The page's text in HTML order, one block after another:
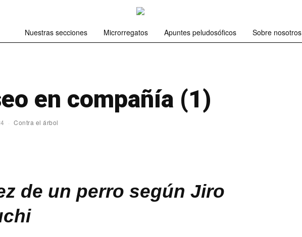
Nuestras secciones Microrregatos Apuntes peludosóficos Sobre nosotros
en compañía (1)
Contra el árbol
de un perro según Jiro